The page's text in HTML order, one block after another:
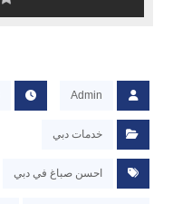
Admin
خدمات دبي
احسن صباغ في دبي